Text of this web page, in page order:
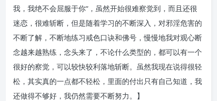
我，我绝不会屈服于你”，虽然开始很难察觉到，而且还很
迷恋，很难斩断，但是随着学习的不断深入，对邪淫危害的
不断了解，不断地练习戒色口诀和佛号，慢慢地我对观心断
念越来越熟练，念头来了，不论什么类型的，都可以有一个
很好的察觉，可以较快较利落地斩断。虽然我现在说得很轻
松，其实真的一点都不轻松，里面的付出只有自己知道，我
还做得不够好，我仍然需要不断努力。】